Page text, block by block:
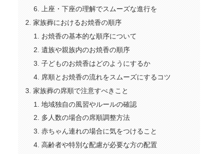
上座・下座の理解でスムーズな進行を
家族葬におけるお焼香の順序
お焼香の基本的な順序について
遺族や親族内のお焼香の順序
子どものお焼香はどのようにするか
席順とお焼香の流れをスムーズにするコツ
家族葬の席順で注意すべきこと
地域独自の風習やルールの確認
多人数の場合の席順調整方法
赤ちゃん連れの場合に気をつけること
高齢者や特別な配慮が必要な方の配置